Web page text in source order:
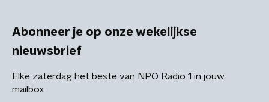
Abonneer je op onze wekelijkse
nieuwsbrief
Elke zaterdag het beste van NPO Radio 1 in jouw
mailbox